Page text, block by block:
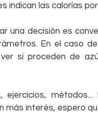
indican las calorías
una decisión es
En el caso
si proceden de
ejercicios,
más interés, espero